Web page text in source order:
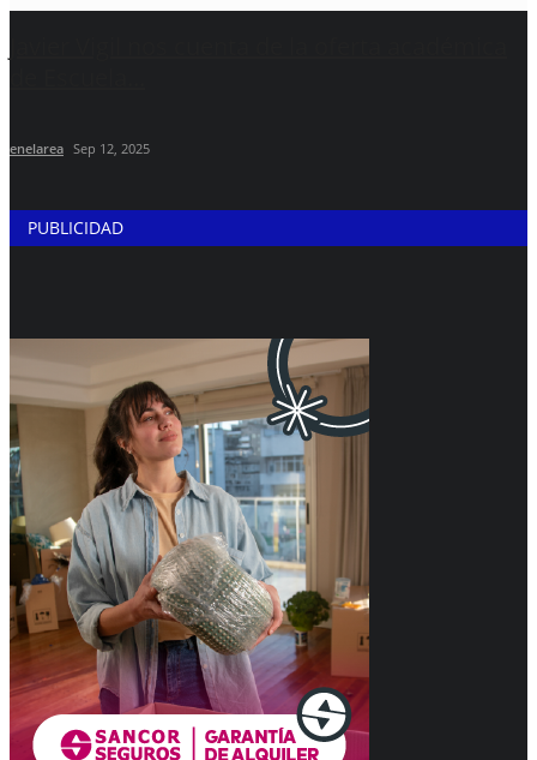
enelarea Sep 12, 2025
PUBLICIDAD